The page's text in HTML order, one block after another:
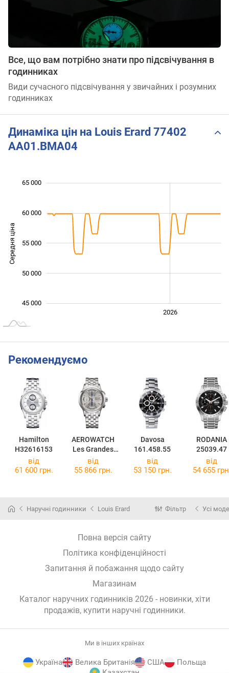
Все, що вам потрібно знати про підсвічування в
годинниках
Види сучасного підсвічування у звичайних і розумних
годинниках
Динаміка цін на Louis Erard 77402
AA01.BMA04
Середня ціна 48 000
50 000
65 000
60 000
55 000
45 000
2026
Рекомендуємо
Hamilton
H32616153
AEROWATCH
Les Grandes
Classiques
61968AA02M
Davosa
161.458.55
RODANIA
25039.47
від
61 600 грн.
від
55 866 грн.
від
53 150 грн.
від
54 655
Наручні годинники Louis Erard Фільтр Усі
Повна версія сайту
Політика конфіденційності
Запитання й побажання щодо сайту
Магазинам
Каталог наручних годинників 2026 - новинки, хіти
продажів, купити наручні годинники.
Ми в інших країнах
Україна Велика Британія США
Польща